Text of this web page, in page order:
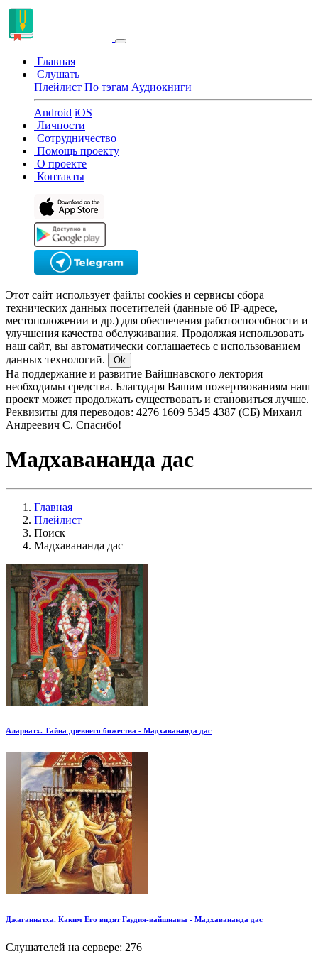
Главная
Слушать
Плейлист По тэгам Аудиокниги
Android iOS
Личности
Сотрудничество
Помощь проекту
О проекте
Контакты
Этот сайт использует файлы cookies и сервисы сбора
технических данных посетителей (данные об IP-адресе,
местоположении и др.) для обеспечения работоспособности и
улучшения качества обслуживания. Продолжая использовать
наш сайт, вы автоматически соглашаетесь с использованием
данных технологий.
Ok
На поддержание и развитие Вайшнавского лектория
необходимы средства. Благодаря Вашим пожертвованиям наш
проект может продолжать существовать и становиться лучше.
Реквизиты для переводов: 4276 1609 5345 4387 (СБ) Михаил
Андреевич С. Спасибо!
Мадхавананда дас
Главная
Плейлист
Поиск
Мадхавананда дас
Аларнатх. Тайна древнего божества - Мадхавананда дас
Джаганнатха. Каким Его видят Гаудия-вайшнавы - Мадхавананда дас
Слушателей на сервере: 276